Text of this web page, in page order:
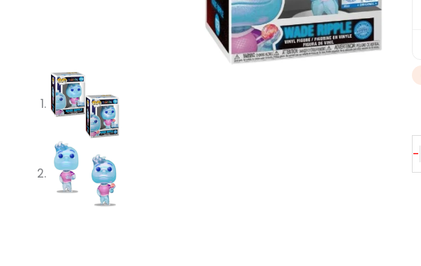
-